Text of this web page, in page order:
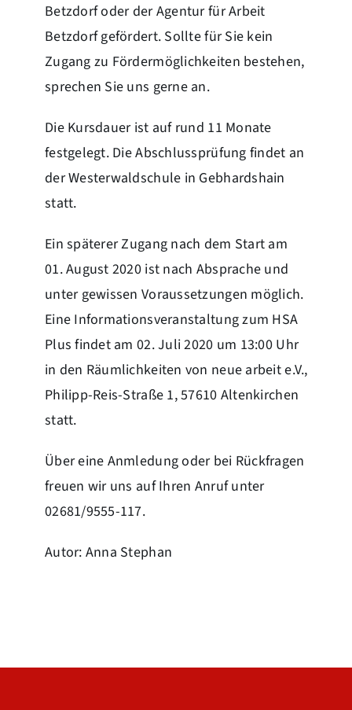
Betzdorf oder der Agentur für Arbeit
Betzdorf gefördert. Sollte für Sie kein
Zugang zu Fördermöglichkeiten bestehen,
sprechen Sie uns gerne an.
Die Kursdauer ist auf rund 11 Monate
festgelegt. Die Abschlussprüfung findet an
der Westerwaldschule in Gebhardshain
statt.
Ein späterer Zugang nach dem Start am
01. August 2020 ist nach Absprache und
unter gewissen Voraussetzungen möglich.
Eine Informationsveranstaltung zum HSA
Plus findet am 02. Juli 2020 um 13:00 Uhr
in den Räumlichkeiten von neue arbeit e.V.,
Philipp-Reis-Straße 1, 57610 Altenkirchen
statt.
Über eine Anmledung oder bei Rückfragen
freuen wir uns auf Ihren Anruf unter
02681/9555-117.
Autor: Anna Stephan